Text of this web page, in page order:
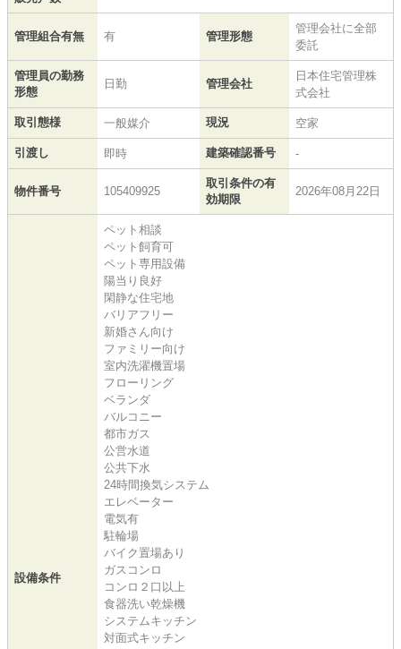
管理組合有無 有 管理形態
管理会社に全部
委託
管理員の勤務
形態
日勤 管理会社
日本住宅管理株
式会社
取引態様 一般媒介 現況 空家
引渡し 即時 建築確認番号 -
物件番号 105409925
取引条件の有
効期限
2026年08月22日
設備条件
ペット相談
ペット飼育可
ペット専用設備
陽当り良好
閑静な住宅地
バリアフリー
新婚さん向け
ファミリー向け
室内洗濯機置場
フローリング
ベランダ
バルコニー
都市ガス
公営水道
公共下水
24時間換気システム
エレベーター
電気有
駐輪場
バイク置場あり
ガスコンロ
コンロ２口以上
食器洗い乾燥機
システムキッチン
対面式キッチン